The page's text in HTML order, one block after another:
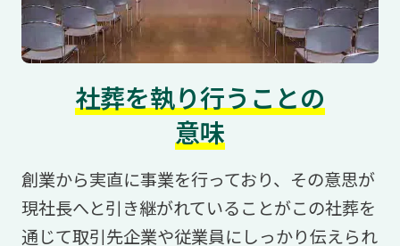
社葬を執り行うことの
意味
創業から実直に事業を行っており、その意思が
現社長へと引き継がれていることがこの社葬を
通じて取引先企業や従業員にしっかり伝えられ